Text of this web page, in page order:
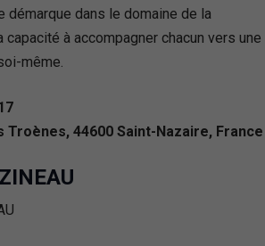
démarque dans le domaine de la
à accompagner chacun vers une
même.
Troènes, 44600 Saint-Nazaire, France